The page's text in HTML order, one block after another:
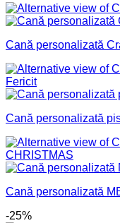
Cană personalizată
Cană personalizată
Cană personalizată
-25%